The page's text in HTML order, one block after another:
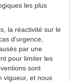
les plus
la réactivité sur le
d'urgence,
par une
pour limiter les
sont
vigueur, et nous